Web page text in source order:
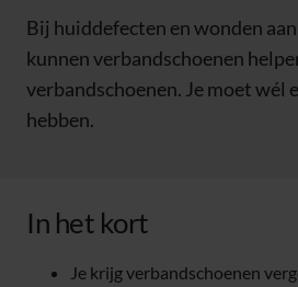
Bij huiddefecten en wonden
kunnen verbandschoenen
verbandschoenen. Je moet wél
hebben.
In het kort
Je krijg verbandschoenen